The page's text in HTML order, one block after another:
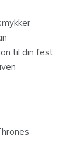
til din fest